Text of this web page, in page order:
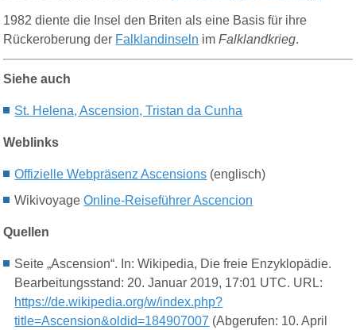
1982 diente die Insel den Briten als eine Basis für ihre
Rückeroberung der Falklandinseln imFalklandkrieg.
Siehe auch
St. Helena, Ascension, Tristan da Cunha
Weblinks
Offizielle Webpräsenz Ascensions (englisch)
WikivoyageOnline-Reiseführer Ascencion
Quellen
Seite „Ascension“. In: Wikipedia, Die freie Enzyklopädie.
Bearbeitungsstand: 20. Januar 2019, 17:01 UTC. URL:
https://de.wikipedia.org/w/index.php?
title=Ascension&oldid=184907007 (Abgerufen: 10. April